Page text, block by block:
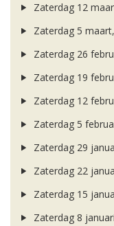
Zaterdag 12
Zaterdag 5
Zaterdag 26
Zaterdag 19
Zaterdag 12
Zaterdag 5
Zaterdag 29
Zaterdag 22
Zaterdag 15
Zaterdag 8